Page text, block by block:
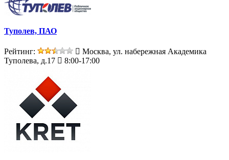
Туполев, ПАО
Рейтинг:
Москва, ул. набережная Академика
Туполева, д.17
8:00-17:00